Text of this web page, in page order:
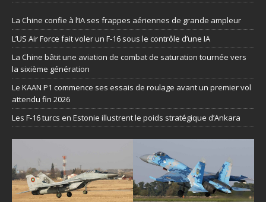
La Chine confie à l’IA ses frappes aériennes de grande ampleur
L’US Air Force fait voler un F-16 sous le contrôle d’une IA
La Chine bâtit une aviation de combat de saturation tournée vers
la sixième génération
Le KAAN P1 commence ses essais de roulage avant un premier vol
attendu fin 2026
Les F-16 turcs en Estonie illustrent le poids stratégique d’Ankara